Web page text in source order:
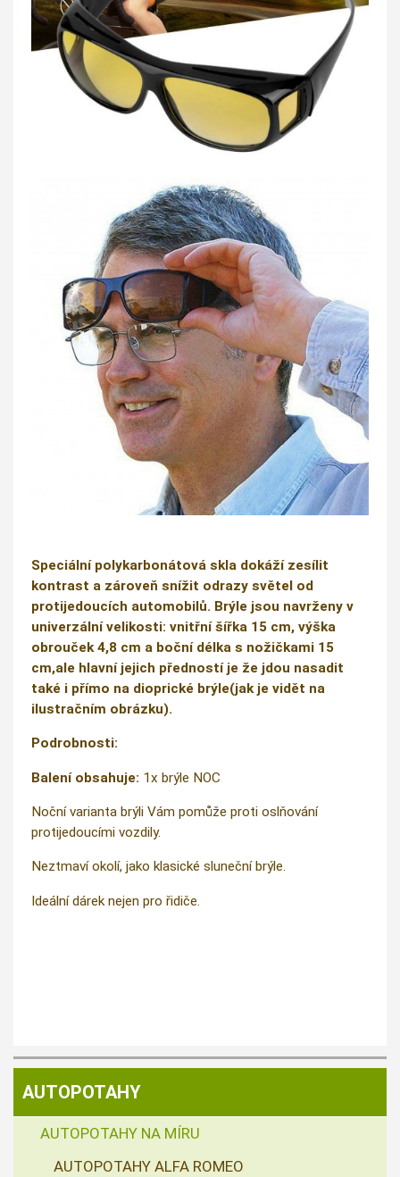
Speciální polykarbonátová skla dokáží zesílit
kontrast a zároveň snížit odrazy světel od
protijedoucích automobilů. Brýle jsou navrženy v
univerzální velikosti: vnitřní šířka 15 cm, výška
obrouček 4,8 cm a boční délka s nožičkami 15
cm,ale hlavní jejich předností je že jdou nasadit
také i přímo na dioprické brýle(jak je vidět na
ilustračním obrázku).
Podrobnosti:
Balení obsahuje: 1x brýle NOC
Noční varianta brýli Vám pomůže proti oslňování
protijedoucími vozdily.
Neztmaví okolí, jako klasické sluneční brýle.
Ideální dárek nejen pro řidiče.
AUTOPOTAHY
AUTOPOTAHY NA MÍRU
AUTOPOTAHY ALFA ROMEO